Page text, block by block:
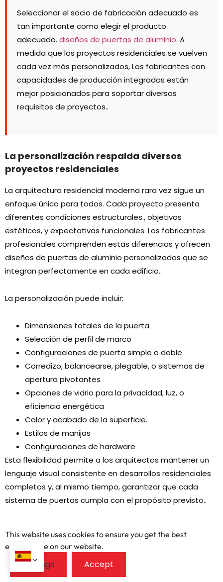
Seleccionar el socio de fabricación adecuado es
tan importante como elegir el producto
adecuado. diseños de puertas de aluminio. A
medida que los proyectos residenciales se vuelven
cada vez más personalizados, Los fabricantes con
capacidades de producción integradas están
mejor posicionados para soportar diversos
requisitos de proyectos..
La personalización respalda diversos
proyectos residenciales
La arquitectura residencial moderna rara vez sigue un
enfoque único para todos. Cada proyecto presenta
diferentes condiciones estructurales., objetivos
estéticos, y expectativas funcionales. Los fabricantes
profesionales comprenden estas diferencias y ofrecen
diseños de puertas de aluminio personalizados que se
integran perfectamente en cada edificio..
La personalización puede incluir:
Dimensiones totales de la puerta
Selección de perfil de marco
Configuraciones de puerta simple o doble
Corredizo, balancearse, plegable, o sistemas de
apertura pivotantes
Opciones de vidrio para la privacidad, luz, o
eficiencia energética
Color y acabado de la superficie.
Estilos de manijas
Configuraciones de hardware
Esta flexibilidad permite a los arquitectos mantener un
lenguaje visual consistente en desarrollos residenciales
completos y, al mismo tiempo, garantizar que cada
sistema de puertas cumpla con el propósito previsto..
importante para proyectos grandes
Para desarrolladores que gestionan varios edificios o
proyectos de construcción por fases, la coherencia es
This website uses cookies to ensure you get the best
exprerience on our website.